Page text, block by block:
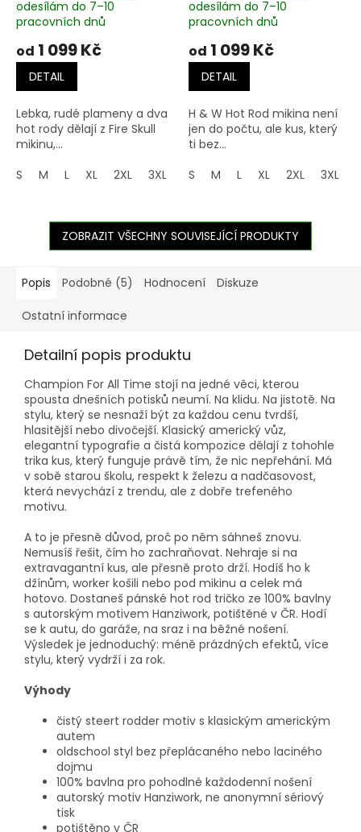
odesílám do 7–10
pracovních dnů
od 1 099 Kč
DETAIL
Lebka, rudé plameny a dva
hot rody dělají z Fire Skull
mikinu,...
S
M L XL 2XL 3XL 4XL 5XL
odesílám do 7–10
pracovních dnů
od 1 099 Kč
DETAIL
H & W Hot Rod mikina není
jen do počtu, ale kus, který
ti bez...
S
M L XL 2XL 3XL
ZOBRAZIT VŠECHNY SOUVISEJÍCÍ PRODUKTY
Popis Podobné (5) Hodnocení Diskuze
Ostatní informace
Detailní popis produktu
Champion For All Time stojí na jedné věci, kterou
spousta dnešních potisků neumí. Na klidu. Na jistotě. Na
stylu, který se nesnaží být za každou cenu tvrdší,
hlasitější nebo divočejší. Klasický americký vůz,
elegantní typografie a čistá kompozice dělají z tohohle
trika kus, který funguje právě tím, že nic nepřehání. Má
v sobě starou školu, respekt k železu a nadčasovost,
která nevychází z trendu, ale z dobře trefeného
motivu.
A to je přesně důvod, proč po něm sáhneš znovu.
Nemusíš řešit, čím ho zachraňovat. Nehraje si na
extravagantní kus, ale přesně proto drží. Hodíš ho k
džínům, worker košili nebo pod mikinu a celek má
hotovo. Dostaneš pánské hot rod tričko ze 100% bavlny
s autorským motivem Hanziwork, potištěné v ČR. Hodí
se k autu, do garáže, na sraz i na běžné nošení.
Výsledek je jednoduchý: méně prázdných efektů, více
stylu, který vydrží i za rok.
Výhody
čistý steert rodder motiv s klasickým americkým
autem
oldschool styl bez přeplácaného nebo laciného
dojmu
100% bavlna pro pohodlné každodenní nošení
autorský motiv Hanziwork, ne anonymní sériový
tisk
potištěno v ČR